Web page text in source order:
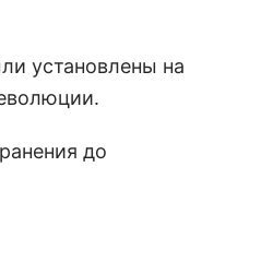
установлены на
до